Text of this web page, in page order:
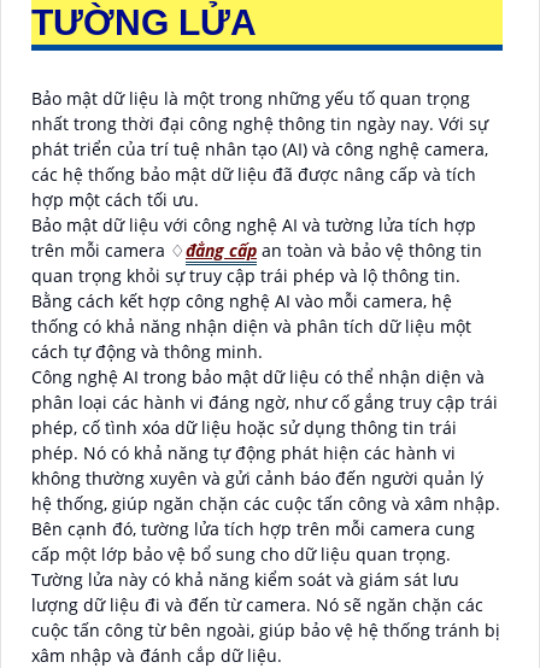
TƯỜNG LỬA
Bảo mật dữ liệu là một trong những yếu tố quan trọng
nhất trong thời đại công nghệ thông tin ngày nay. Với sự
phát triển của trí tuệ nhân tạo (AI) và công nghệ camera,
các hệ thống bảo mật dữ liệu đã được nâng cấp và tích
hợp một cách tối ưu.
Bảo mật dữ liệu với công nghệ AI và tường lửa tích hợp
trên mỗi camera ♢đẳng cấp an toàn và bảo vệ thông tin
quan trọng khỏi sự truy cập trái phép và lộ thông tin.
Bằng cách kết hợp công nghệ AI vào mỗi camera, hệ
thống có khả năng nhận diện và phân tích dữ liệu một
cách tự động và thông minh.
Công nghệ AI trong bảo mật dữ liệu có thể nhận diện và
phân loại các hành vi đáng ngờ, như cố gắng truy cập trái
phép, cố tình xóa dữ liệu hoặc sử dụng thông tin trái
phép. Nó có khả năng tự động phát hiện các hành vi
không thường xuyên và gửi cảnh báo đến người quản lý
hệ thống, giúp ngăn chặn các cuộc tấn công và xâm nhập.
Bên cạnh đó, tường lửa tích hợp trên mỗi camera cung
cấp một lớp bảo vệ bổ sung cho dữ liệu quan trọng.
Tường lửa này có khả năng kiểm soát và giám sát lưu
lượng dữ liệu đi và đến từ camera. Nó sẽ ngăn chặn các
cuộc tấn công từ bên ngoài, giúp bảo vệ hệ thống tránh bị
xâm nhập và đánh cắp dữ liệu.